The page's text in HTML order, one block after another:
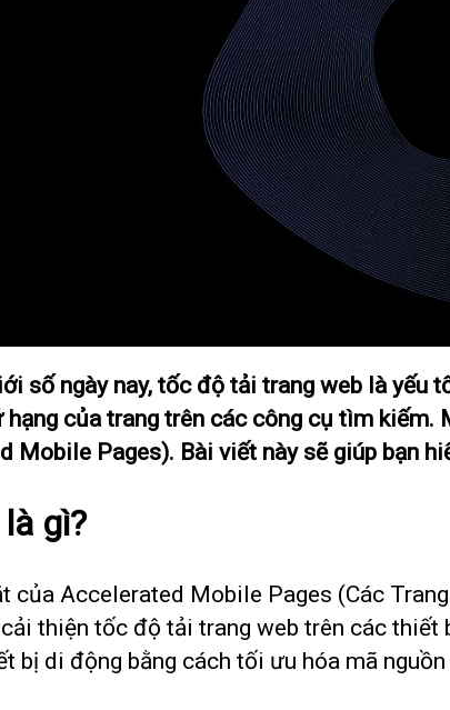
số ngày nay, tốc độ tải trang web là yếu
hạng của trang trên các công cụ tìm
Mobile Pages). Bài viết này sẽ giúp bạn
gì?
của Accelerated Mobile Pages (Các
thiện tốc độ tải trang web trên các
bị di động bằng cách tối ưu hóa mã